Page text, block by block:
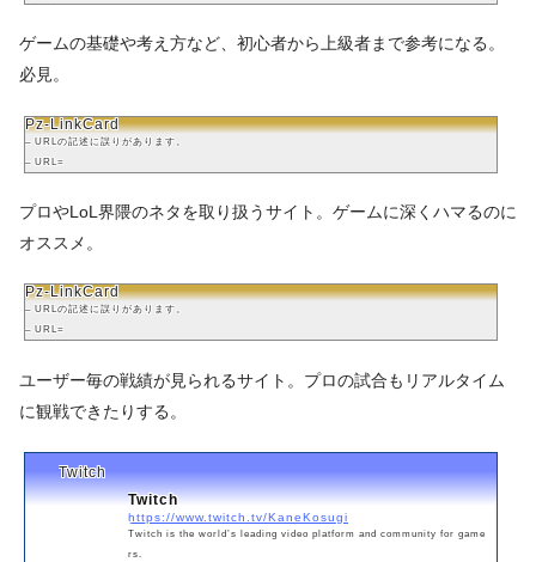
ゲームの基礎や考え方など、初心者から上級者まで参考になる。
必見。
Pz-LinkCard
– URLの記述に誤りがあります。
– URL=
プロやLoL界隈のネタを取り扱うサイト。ゲームに深くハマるのに
オススメ。
Pz-LinkCard
– URLの記述に誤りがあります。
– URL=
ユーザー毎の戦績が見られるサイト。プロの試合もリアルタイム
に観戦できたりする。
Twitch
Twitch
https://www.twitch.tv/KaneKosugi
Twitch is the world’s leading video platform and community for game
rs.